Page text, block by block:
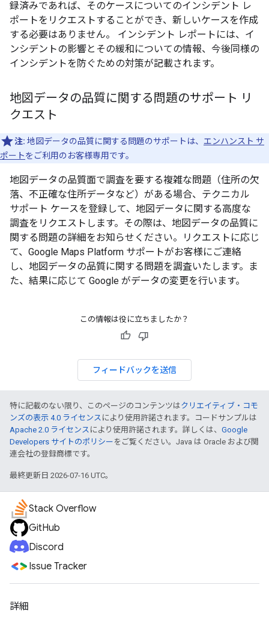
録済みであれば、そのケースについてのインシデント レ
ポートをリクエストすることができ、新しいケースを作成
する必要はありません。 インシデント レポートには、イ
ンシデントの影響とその緩和についての情報、今後同様の
インシデントを防ぐための対策が記載されます。
地図データの品質に関する問題のサポート リ
クエスト
注: 地図データの品質に関する問題のサポートは、 エンハンスト サ
ポートをご利用のお客様専用です。
地図データの品質面で調査を要する複雑な問題（住所の欠
落、不正確な住所データなど）がある場合、テクニカル
サポート ケースを登録して、地図データに関する高度な
調査をリクエストします。その際は、地図データの品質に
関する問題の詳細をお知らせください。リクエストに応じ
て、Google Maps Platform サポートがお客様にご連絡
し、地図データの品質に関する問題を調査いたします。ま
た、結果に応じて Google がデータの変更を行います。
この情報は役に立ちましたか？
フィードバックを送信
特に記載のない限り、このページのコンテンツはクリエイティブ・コモ
ンズの表示 4.0 ライセンス により使用許諾されます。コードサンプルは
Apache 2.0 ライセンス により使用許諾されます。詳しくは、 Google
Developers サイトのポリシー をご覧ください。Java は Oracle および関
連会社の登録商標です。
最終更新日 2026-07-16 UTC。
Stack Overflow
GitHub
Discord
Issue Tracker
詳細